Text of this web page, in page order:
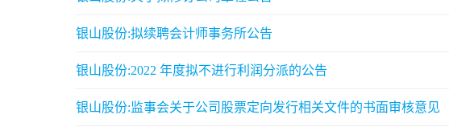
银山股份:拟续聘会计师事务所公告
银山股份:2022 年度拟不进行利润分派的公告
银山股份:监事会关于公司股票定向发行相关文件的书面审核意见